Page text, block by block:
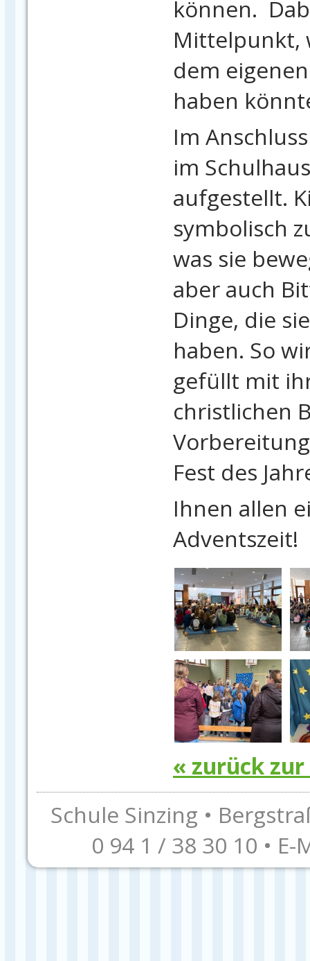
können.
Mittelpunkt,
dem
haben
Im
im
aufgestellt.
symbolisch
was sie
aber auch
Dinge, die
haben. So
gefüllt mit
christlichen
Fest des
Ihnen allen
Adventszeit!
« zurück
Schule Sinzing •
0 94 1 / 38 30 10 • E-